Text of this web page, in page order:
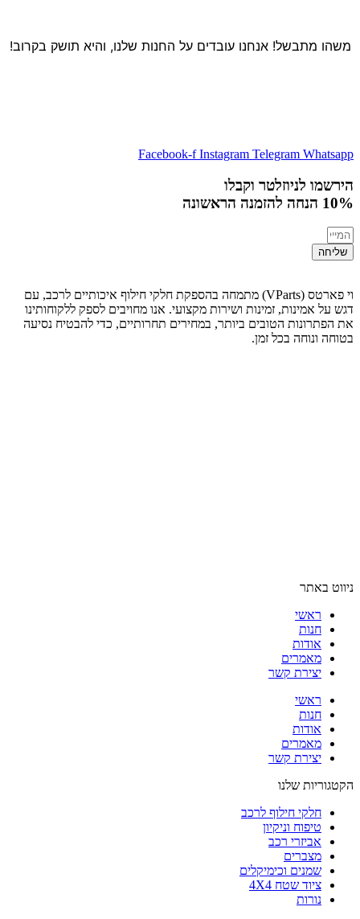
משהו מתבשל! אנחנו עובדים על החנות שלנו, והיא תושק בקרוב!
Facebook-f Instagram Telegram Whatsapp
הירשמו לניוזלטר וקבלו
10% הנחה
להזמנה הראשונה
שליחה
וי פארטס (VParts) מתמחה בהספקת חלקי חילוף איכותיים לרכב, עם
דגש על אמינות, זמינות ושירות מקצועי. אנו מחויבים לספק ללקוחותינו
את הפתרונות הטובים ביותר, במחירים תחרותיים, כדי להבטיח נסיעה
בטוחה ונוחה בכל זמן.
ניווט באתר
ראשי
חנות
אודות
מאמרים
יצירת קשר
ראשי
חנות
אודות
מאמרים
יצירת קשר
הקטגוריות שלנו
חלקי חילוף לרכב
טיפוח וניקיון
אביזרי רכב
מצברים
שמנים וכימיקלים
ציוד שטח 4X4
נורות